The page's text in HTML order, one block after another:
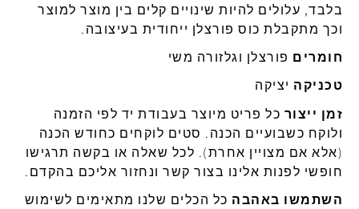
בלבד, עלולים להיות שינויים קלים בין מוצר למוצר
וכך מתקבלת כוס פורצלן ייחודית בעיצובה.
חומרים פורצלן וגלזורה משי
טכניקה יציקה
זמן ייצור כל פריט מיוצר בעבודת יד לפי הזמנה
ולוקח כשבועיים הכנה. סטים לוקחים כחודש הכנה
(אלא אם מצויין אחרת). לכל שאלה או בקשה תרגישו
חופשי לפנות אלינו בצור קשר ונחזור אליכם בהקדם.
השתמשו באהבה כל הכלים שלנו מתאימים לשימוש